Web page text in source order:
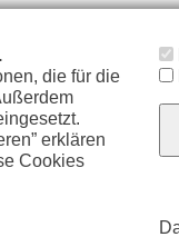
die für die
erklären
Cookies